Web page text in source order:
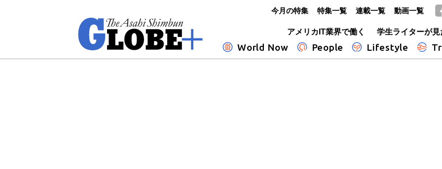
アメリカIT業界で働く
学生ライターが見
World Now People Lifestyle
今月の特集 特集一覧 連載一覧 動画一覧